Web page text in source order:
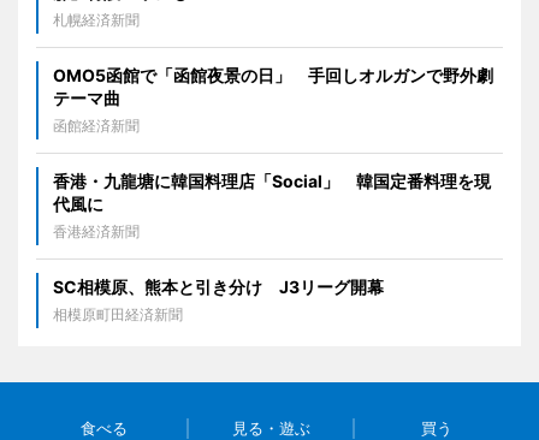
札幌経済新聞
OMO5函館で「函館夜景の日」 手回しオルガンで野外劇
テーマ曲
函館経済新聞
香港・九龍塘に韓国料理店「Social」 韓国定番料理を現
代風に
香港経済新聞
SC相模原、熊本と引き分け J3リーグ開幕
相模原町田経済新聞
食べる 見る・遊ぶ 買う